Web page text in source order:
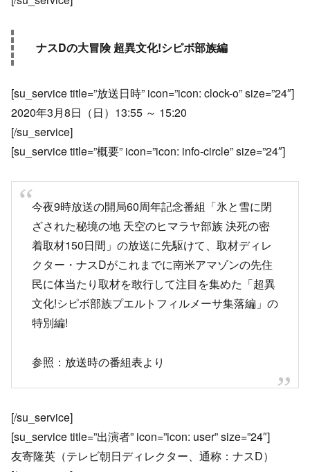
ナスDの大冒険 超異文化!シピボ部族編
[su_service title=”放送日時” icon=”icon: clock-o” size=”24″]
2020年3月8日（日）13:55 ～ 15:20
[/su_service]
[su_service title=”概要” icon=”icon: info-circle” size=”24″]
今夜9時放送の開局60周年記念番組「氷と雪に閉
ざされた秘境の地 天空のヒマラヤ部族 決死の密
着取材150日間」の放送に先駆けて、取材ディレ
クター・ナスDがこれまでに南米アマゾンの先住
民に体当たり取材を敢行して注目を集めた「超異
文化!シピボ部族プエルトフィルメーサ集落編」の
特別編!
参照：放送時の番組表より
[/su_service]
[su_service title=”出演者” icon=”icon: user” size=”24″]
友寄隆英（テレビ朝日ディレクター、通称：ナスD）